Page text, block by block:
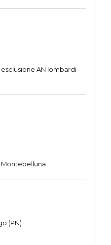
AN lombardi
Montebelluna
(PN)